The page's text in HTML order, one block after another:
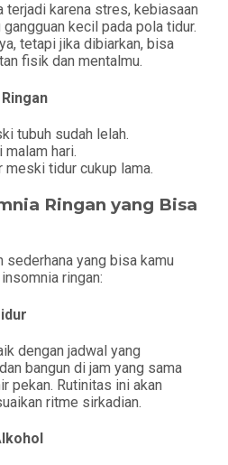
terjadi karena stres, kebiasaan
kecil pada pola tidur.
tetapi jika dibiarkan, bisa
fisik dan mentalmu.
tubuh sudah lelah.
hari.
tidur cukup lama.
Ringan yang Bisa
sederhana yang bisa kamu
ringan:
dengan jadwal yang
bangun di jam yang sama
pekan. Rutinitas ini akan
ritme sirkadian.